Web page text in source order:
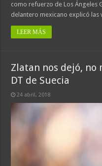
como refuerzo de Los Ángeles
delantero mexicano explicó las
LEER MÁS
Zlatan nos dejó, no
DT de Suecia
24 abril, 2018